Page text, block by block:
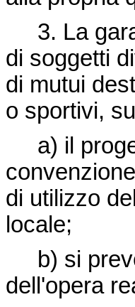
3. La
di soggetti
di mutui
o sportivi,
a) il
di utilizzo
locale;
b) si
dell'opera